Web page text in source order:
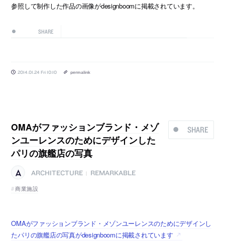
参照して制作した作品の画像がdesignboomに掲載されています。
SHARE
2014.01.24 Fri 10:10 permalink
SHARE
OMAがファッションブランド・メゾ
ンユーレンスのためにデザインした
パリの旗艦店の写真
ARCHITECTURE
REMARKABLE
商業施設
OMAがファッションブランド・メゾンユーレンスのためにデザインし
たパリの旗艦店の写真がdesignboomに掲載されています